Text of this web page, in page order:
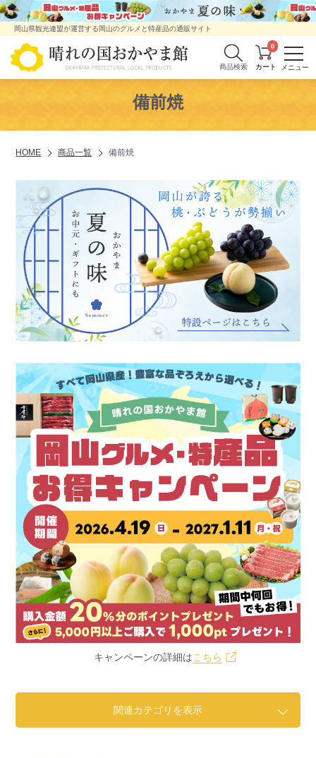
岡山県観光連盟が運営する岡山のグルメと特産品の通販サイト
商品検索
0
備前焼
HOME 商品一覧 備前焼
キャンペーンの詳細はこちら
関連カテゴリを表示